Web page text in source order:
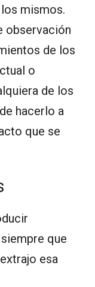
mismos.
observación
de los
o
de los
hacerlo a
que se
que
esa